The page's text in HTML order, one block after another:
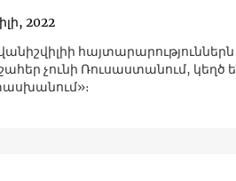
2022
հայտարարություններն
չունի Ռուսաստանում, կեղծ